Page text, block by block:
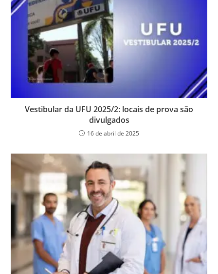
Vestibular da UFU 2025/2: locais de prova são
divulgados
16 de abril de 2025